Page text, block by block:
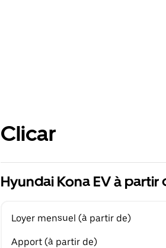
Clicar
Hyundai Kona EV à
Loyer mensuel (à partir de)
Apport (à partir de)